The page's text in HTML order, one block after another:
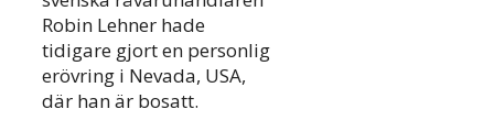
Robin Lehner hade
tidigare gjort en personlig
erövring i Nevada, USA,
där han är bosatt.